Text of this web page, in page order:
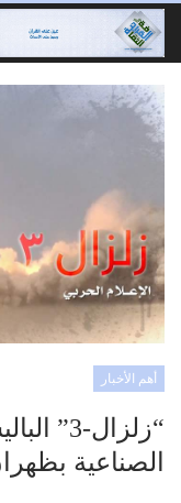
أهم الأخبار
“زلزال-
الصناعية